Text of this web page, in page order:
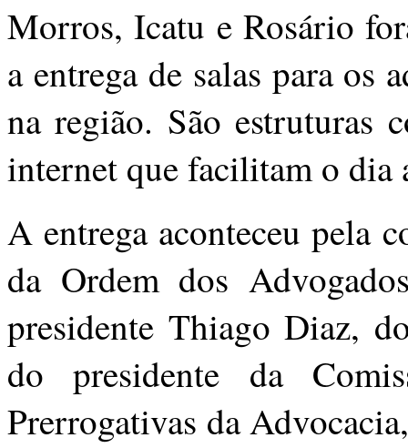
Morros, Icatu e Rosário
a entrega de salas para os
na região. São estruturas
internet que facilitam o dia
A entrega aconteceu pela
da Ordem dos
presidente Thiago Diaz,
do presidente da
Prerrogativas da